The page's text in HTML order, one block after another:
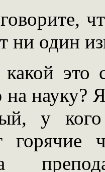
ни один
это
науку?
у
горячие